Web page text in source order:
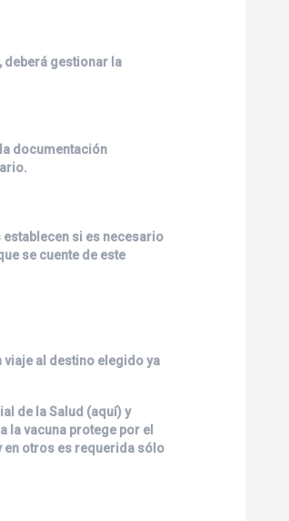
deberá gestionar la
documentación
si es necesario
se cuente de este
al destino elegido ya
de la Salud (aquí) y
la vacuna protege por el
en otros es requerida sólo